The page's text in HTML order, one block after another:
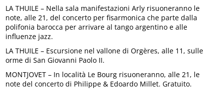
LA THUILE – Nella sala manifestazioni Arly risuoneranno le
note, alle 21, del concerto per fisarmonica che parte dalla
polifonia barocca per arrivare al tango argentino e alle
influenze jazz.
LA THUILE – Escursione nel vallone di Orgères, alle 11, sulle
orme di San Giovanni Paolo II.
MONTJOVET – In località Le Bourg risuoneranno, alle 21, le
note del concerto di Philippe & Edoardo Millet. Gratuito.